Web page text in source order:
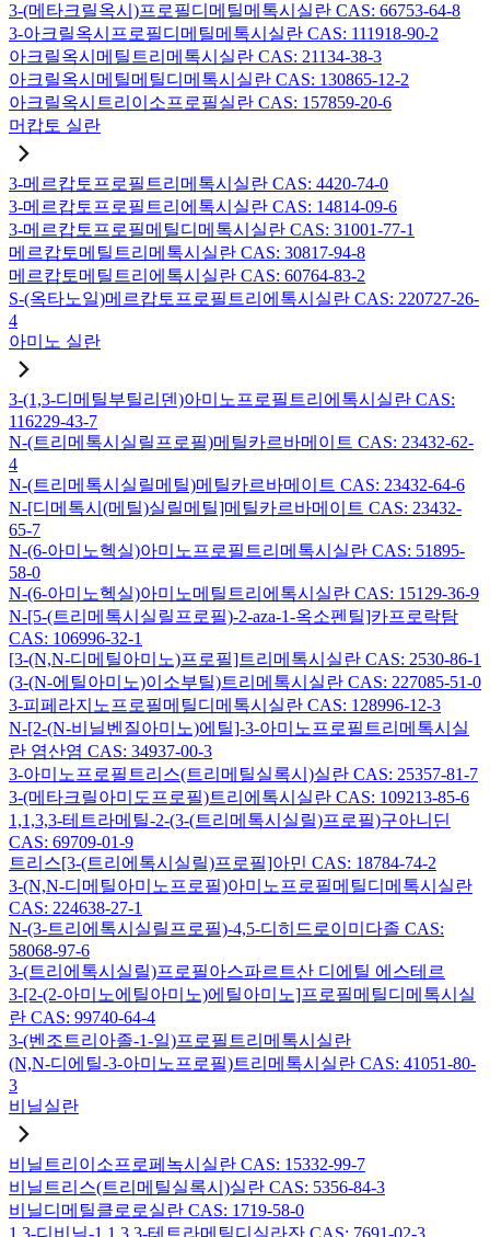
3-(메타크릴옥시)프로필디메틸메톡시실란 CAS: 66753-64-8
3-아크릴옥시프로필디메틸메톡시실란 CAS: 111918-90-2
아크릴옥시메틸트리메톡시실란 CAS: 21134-38-3
아크릴옥시메틸메틸디메톡시실란 CAS: 130865-12-2
아크릴옥시트리이소프로필실란 CAS: 157859-20-6
머캅토 실란
3-메르캅토프로필트리메톡시실란 CAS: 4420-74-0
3-메르캅토프로필트리에톡시실란 CAS: 14814-09-6
3-메르캅토프로필메틸디메톡시실란 CAS: 31001-77-1
메르캅토메틸트리메톡시실란 CAS: 30817-94-8
메르캅토메틸트리에톡시실란 CAS: 60764-83-2
S-(옥타노일)메르캅토프로필트리에톡시실란 CAS: 220727-26-
4
아미노 실란
3-(1,3-디메틸부틸리덴)아미노프로필트리에톡시실란 CAS:
116229-43-7
N-(트리메톡시실릴프로필)메틸카르바메이트 CAS: 23432-62-
4
N-(트리메톡시실릴메틸)메틸카르바메이트 CAS: 23432-64-6
N-[디메톡시(메틸)실릴메틸]메틸카르바메이트 CAS: 23432-
65-7
N-(6-아미노헥실)아미노프로필트리메톡시실란 CAS: 51895-
58-0
N-(6-아미노헥실)아미노메틸트리에톡시실란 CAS: 15129-36-9
N-[5-(트리메톡시실릴프로필)-2-aza-1-옥소펜틸]카프로락탐
CAS: 106996-32-1
[3-(N,N-디메틸아미노)프로필]트리메톡시실란 CAS: 2530-86-1
(3-(N-에틸아미노)이소부틸)트리메톡시실란 CAS: 227085-51-0
3-피페라지노프로필메틸디메톡시실란 CAS: 128996-12-3
N-[2-(N-비닐벤질아미노)에틸]-3-아미노프로필트리메톡시실
란 염산염 CAS: 34937-00-3
3-아미노프로필트리스(트리메틸실록시)실란 CAS: 25357-81-7
3-(메타크릴아미도프로필)트리에톡시실란 CAS: 109213-85-6
1,1,3,3-테트라메틸-2-(3-(트리메톡시실릴)프로필)구아니딘
CAS: 69709-01-9
트리스[3-(트리에톡시실릴)프로필]아민 CAS: 18784-74-2
3-(N,N-디메틸아미노프로필)아미노프로필메틸디메톡시실란
CAS: 224638-27-1
N-(3-트리에톡시실릴프로필)-4,5-디히드로이미다졸 CAS:
58068-97-6
3-(트리에톡시실릴)프로필아스파르트산 디에틸 에스테르
3-[2-(2-아미노에틸아미노)에틸아미노]프로필메틸디메톡시실
란 CAS: 99740-64-4
3-(벤조트리아졸-1-일)프로필트리메톡시실란
(N,N-디에틸-3-아미노프로필)트리메톡시실란 CAS: 41051-80-
3
비닐실란
비닐트리이소프로페녹시실란 CAS: 15332-99-7
비닐트리스(트리메틸실록시)실란 CAS: 5356-84-3
비닐디메틸클로로실란 CAS: 1719-58-0
1,3-디비닐-1,1,3,3-테트라메틸디실라잔 CAS: 7691-02-3